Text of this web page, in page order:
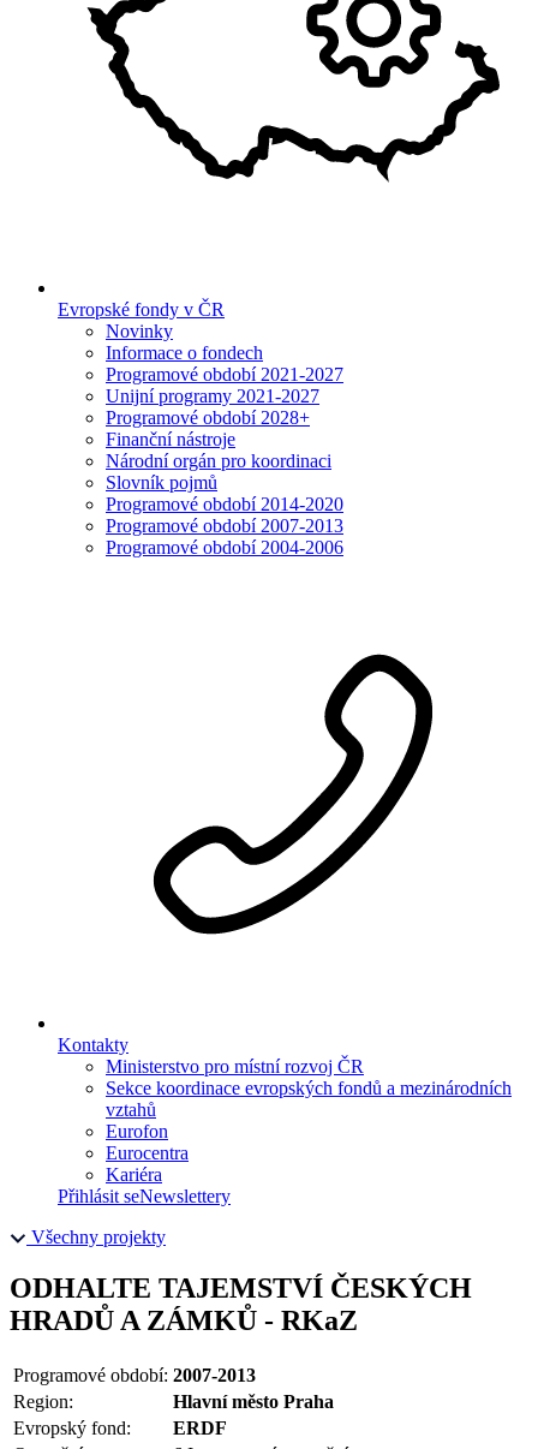
Evropské fondy v ČR
Novinky
Informace o fondech
Programové období 2021-2027
Unijní programy 2021-2027
Programové období 2028+
Finanční nástroje
Národní orgán pro koordinaci
Slovník pojmů
Programové období 2014-2020
Programové období 2007-2013
Programové období 2004-2006
Kontakty
Ministerstvo pro místní rozvoj ČR
Sekce koordinace evropských fondů a mezinárodních
vztahů
Eurofon
Eurocentra
Kariéra
Přihlásit seNewslettery
Všechny projekty
ODHALTE TAJEMSTVÍ ČESKÝCH
HRADŮ A ZÁMKŮ - RKaZ
Programové období: 2007-2013
Region:
Hlavní město Praha
Evropský fond:
ERDF